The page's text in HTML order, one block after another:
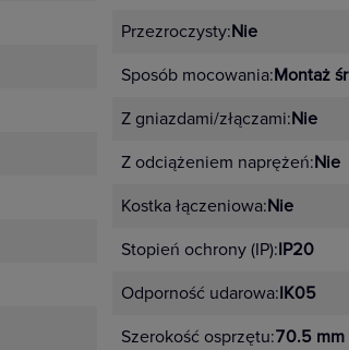
Przezroczysty:Nie
Sposób mocowania:Montaż
Z gniazdami/złączami:Nie
Z odciążeniem naprężeń:Nie
Kostka łączeniowa:Nie
Stopień ochrony (IP):IP20
Odporność udarowa:IK05
Szerokość osprzętu:70.5 mm